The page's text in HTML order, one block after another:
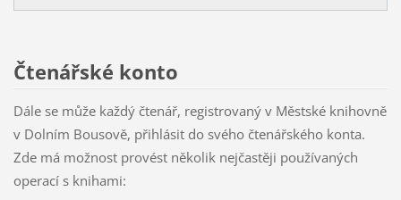
Čtenářské konto
Dále se může každý čtenář, registrovaný v Městské knihovně
v Dolním Bousově, přihlásit do svého čtenářského konta.
Zde má možnost provést několik nejčastěji používaných
operací s knihami: